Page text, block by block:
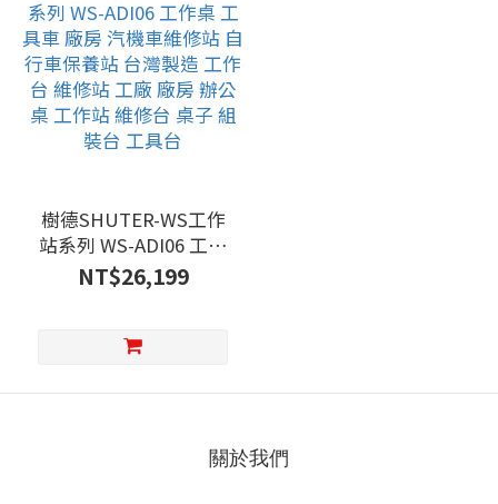
樹德SHUTER-WS工作
站系列 WS-ADI06 工作
桌 工具車 廠房 汽機車
維修站 自行車保養站 台
工廠 廠房 辦公桌 工作
工具台
NT$26,199
關於我們